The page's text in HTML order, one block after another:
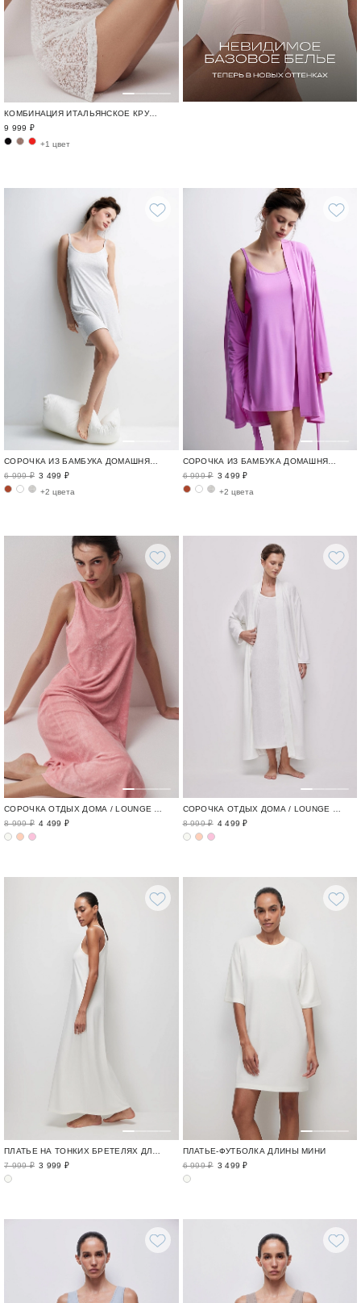
КОМБИНАЦИЯ ИТАЛЬЯНСКОЕ КРУЖЕВО / FEMME FATALE
9 999 ₽
+1 цвет
СОРОЧКА ИЗ БАМБУКА ДОМАШНЯЯ ОДЕЖДА ИЗ БАМБУКА / BAMBOO LOUNGE
6 999 ₽ 3 499 ₽
+2 цвета
6 999 ₽ 3 499 ₽
+2 цвета
СОРОЧКА ОТДЫХ ДОМА / LOUNGE TIME
8 999 ₽ 4 499 ₽
СОРОЧКА ОТДЫХ ДОМА / LOUNGE TIME
8 999 ₽ 4 499 ₽
7 999 ₽ 3 999 ₽
ПЛАТЬЕ-ФУТБОЛКА ДЛИНЫ МИНИ
6 999 ₽ 3 499 ₽